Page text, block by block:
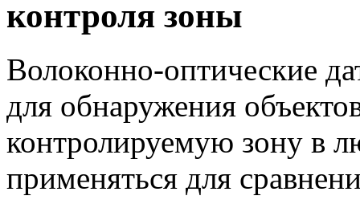
контроля зоны
Волоконно-оптические
для обнаружения
контролируемую зону в
применяться для